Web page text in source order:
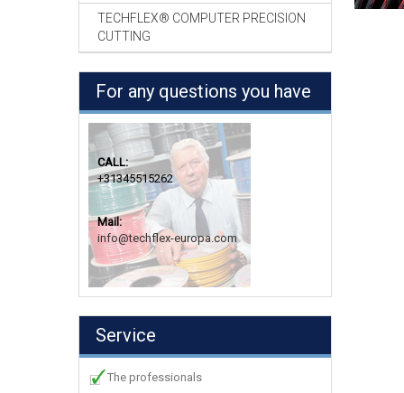
TECHFLEX® COMPUTER PRECISION
CUTTING
For any questions you have
CALL:
+31345515262
Mail:
info@techflex-europa.com
Service
The professionals